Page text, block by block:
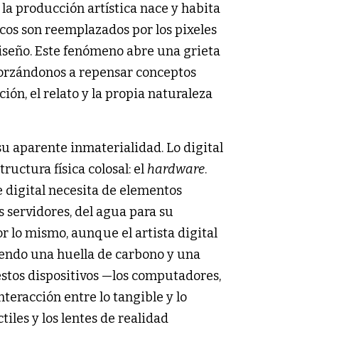
producción artística nace y habita
son reemplazados por los pixeles
Este fenómeno abre una grieta
a repensar conceptos
el relato y la propia naturaleza
aparente inmaterialidad. Lo digital
física colosal: el hardware.
digital necesita de elementos
del agua para su
lo mismo, aunque el artista digital
una huella de carbono y una
dispositivos —los computadores,
entre lo tangible y lo
y los lentes de realidad